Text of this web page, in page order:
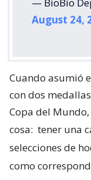
August 24,
Cuando asumió
con dos
Copa del
cosa: tener una
selecciones de
como